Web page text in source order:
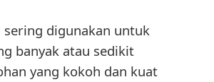
sering digunakan untuk
banyak atau sedikit
yang kokoh dan kuat